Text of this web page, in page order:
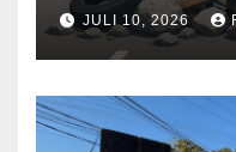
JULI 10, 2026